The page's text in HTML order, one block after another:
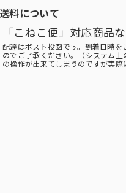
送料について
「こねこ便」対応商品
配達はポスト投函です。到着日時
のでご了承ください。（システム
の操作が出来てしまうのですが実際